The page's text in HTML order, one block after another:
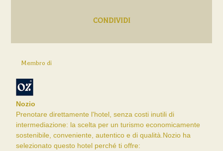
CONDIVIDI
Membro di
Nozio
Prenotare direttamente l'hotel, senza costi inutili di
intermediazione: la scelta per un turismo economicamente
sostenibile, conveniente, autentico e di qualità.Nozio ha
selezionato questo hotel perché ti offre: